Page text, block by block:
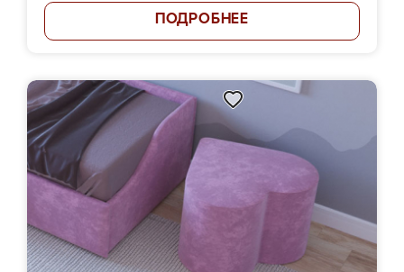
ПОДРОБНЕЕ